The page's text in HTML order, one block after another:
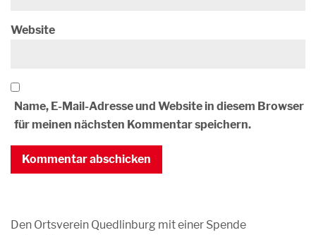
Website
Name, E-Mail-Adresse und Website in diesem Browser
für meinen nächsten Kommentar speichern.
Den Ortsverein Quedlinburg mit einer Spende